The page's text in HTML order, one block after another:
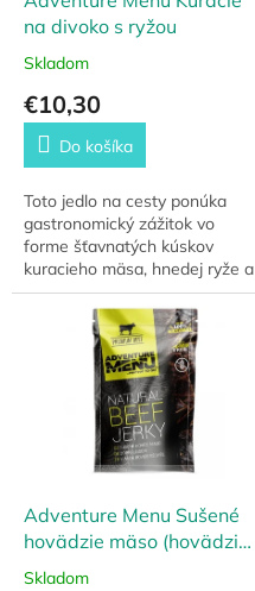
na divoko s ryžou
Skladom
€10,30
Do košíka
Toto jedlo na cesty ponúka
gastronomický zážitok vo
forme šťavnatých kúskov
kuracieho mäsa, hnedej ryže a
krémovej paradajkovej
omáčky, ktorú dopĺňa cibuľka
a slanina.
Adventure Menu Sušené
hovädzie mäso (hovädzie
jerky)
Skladom